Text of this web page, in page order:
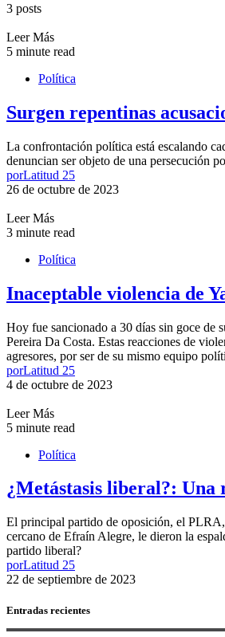
3 posts
Leer Más
5 minute read
Política
Surgen repentinas
La confrontación política está escalando
denuncian ser objeto de una persecución
porLatitud 25
26 de octubre de 2023
Leer Más
3 minute read
Política
Inaceptable violencia de
Hoy fue sancionado a 30 días sin goce de
Pereira Da Costa. Estas reacciones de
agresores, por ser de su mismo equipo
porLatitud 25
4 de octubre de 2023
Leer Más
5 minute read
Política
¿Metástasis liberal?:
El principal partido de oposición, el PLRA,
cercano de Efraín Alegre, le dieron la
partido liberal?
porLatitud 25
22 de septiembre de 2023
Entradas recientes